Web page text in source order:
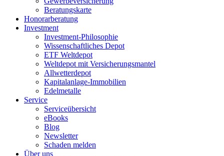
Beratungskarte
Honorarberatung
Investment
Investment-Philosophie
Wissenschaftliches Depot
ETF Weltdepot
Weltdepot mit Versicherungsmantel
Allwetterdepot
Kapitalanlage-Immobilien
Edelmetalle
Service
Serviceübersicht
eBooks
Blog
Newsletter
Schaden melden
Über uns